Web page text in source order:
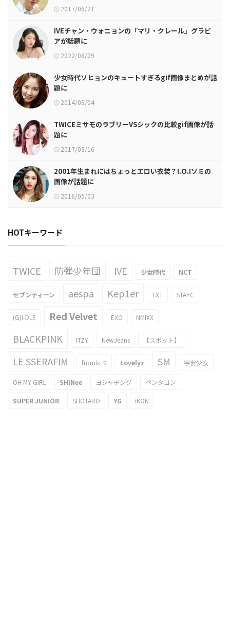
2017/06/21
IVEチャン・ウォニョンの「マリ・クレール」グラビ
アが話題に
2022/08/29
少女時代ソヒョンのキュートすぎるgif画像まとめが話
題に
2014/05/04
TWICEミサモのラブリーVSシックの比較gif画像が話
題に
2017/03/16
2001年生まれにはちょっとエロい衣装？I.O.Iソミの
画像が話題に
2016/05/03
HOTキーワード
TWICE 防弾少年団 IVE 少女時代 NCT
セブンティーン aespa Kep1er TXT STAYC
(G)I-DLE Red Velvet EXO NMIXX
BLACKPINK ITZY NewJeans 【スポット】
LE SSERAFIM fromis_9 Lovelyz SM 宇宙少女
OH MY GIRL SHINee ヨジャチング ペンタゴン
SUPER JUNIOR SHOTARO YG iKON